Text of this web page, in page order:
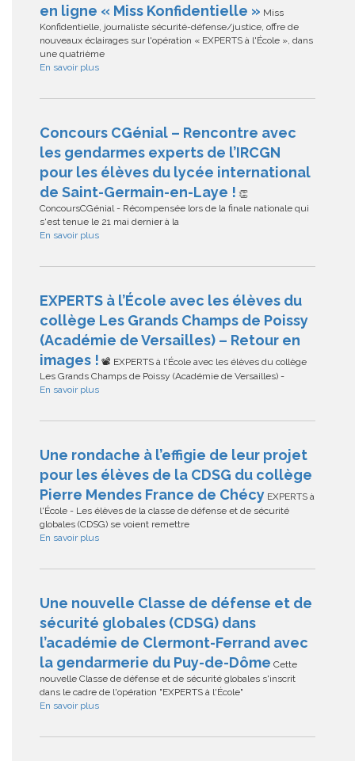
en ligne « Miss Konfidentielle » Miss
Konfidentielle, journaliste sécurité-défense/justice, offre de
nouveaux éclairages sur l'opération « EXPERTS à l'École », dans
une quatrième
En savoir plus
Concours CGénial – Rencontre avec
les gendarmes experts de l’IRCGN
pour les élèves du lycée international
de Saint-Germain-en-Laye ! 👏
ConcoursCGénial - Récompensée lors de la finale nationale qui
s'est tenue le 21 mai dernier à la
En savoir plus
EXPERTS à l’École avec les élèves du
collège Les Grands Champs de Poissy
(Académie de Versailles) – Retour en
images ! 📽️ EXPERTS à l'École avec les élèves du collège
Les Grands Champs de Poissy (Académie de Versailles) -
En savoir plus
Une rondache à l’effigie de leur projet
pour les élèves de la CDSG du collège
Pierre Mendes France de Chécy EXPERTS à
l'École - Les élèves de la classe de défense et de sécurité
globales (CDSG) se voient remettre
En savoir plus
Une nouvelle Classe de défense et de
sécurité globales (CDSG) dans
l’académie de Clermont-Ferrand avec
la gendarmerie du Puy-de-Dôme Cette
nouvelle Classe de défense et de sécurité globales s'inscrit
dans le cadre de l'opération "EXPERTS à l'École"
En savoir plus